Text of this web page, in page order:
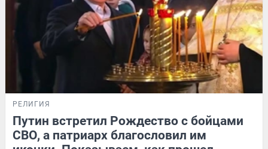
РЕЛИГИЯ
Путин встретил Рождество с бойцами
СВО, а патриарх благословил им